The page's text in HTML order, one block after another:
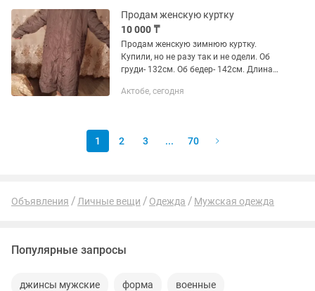
Продам женскую куртку
10 000 ₸
Продам женскую зимнюю куртку.
Купили, но не разу так и не одели. Об
груди- 132см. Об бедер- 142см. Длина
Актобе, сегодня
1 2 3 ... 70
Объявления Личные вещи Одежда Мужская одежда
Популярные запросы
джинсы мужские форма военные